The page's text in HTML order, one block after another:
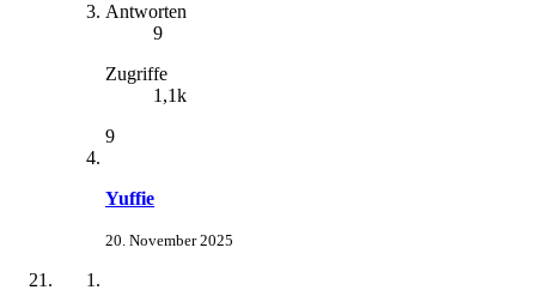
Antworten
9
Zugriffe
1,1k
9
Yuffie
20. November 2025